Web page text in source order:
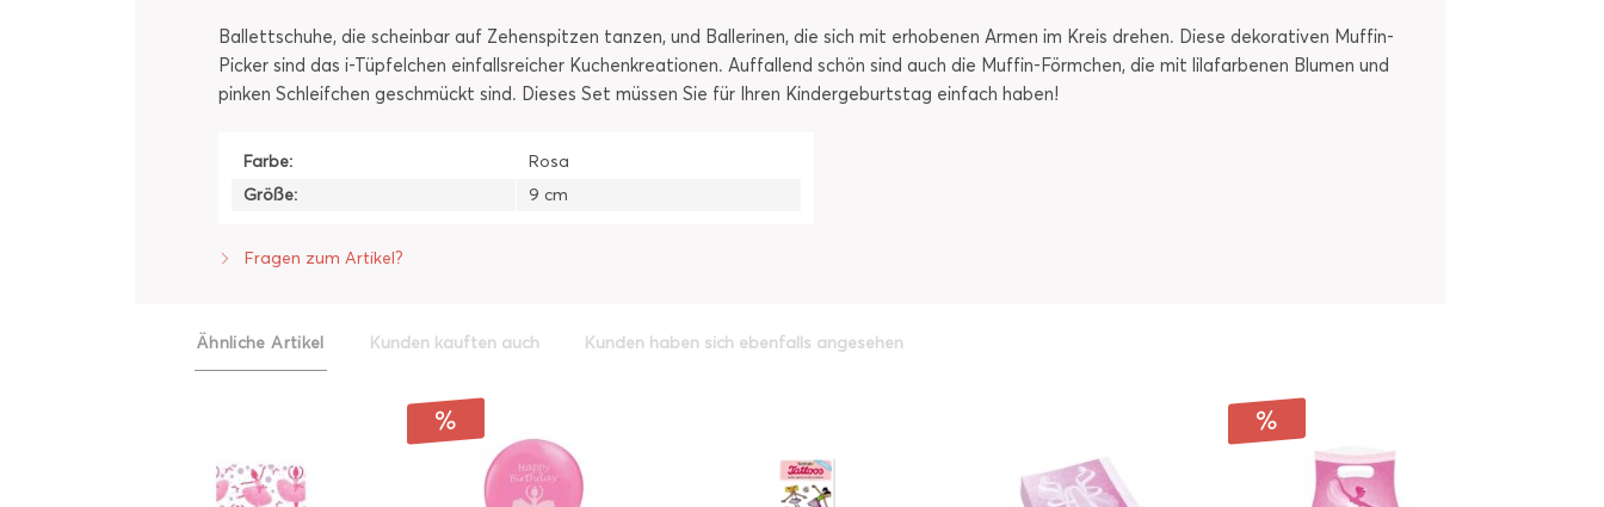
Ballettschuhe, die scheinbar auf Zehenspitzen tanzen, und Ballerinen, die sich mit erhobenen Armen im Kreis drehen. Diese dekorativen Muffin-
Picker sind das i-Tüpfelchen einfallsreicher Kuchenkreationen. Auffallend schön sind auch die Muffin-Förmchen, die mit lilafarbenen Blumen und
pinken Schleifchen geschmückt sind. Dieses Set müssen Sie für Ihren Kindergeburtstag einfach haben!
Farbe:
Rosa
Größe:
9 cm
Fragen zum Artikel?
Ähnliche Artikel Kunden kauften auch Kunden haben sich ebenfalls angesehen